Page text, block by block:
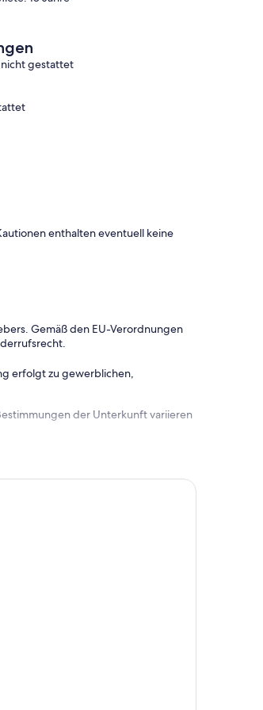
gestattet
enthalten eventuell keine
Gemäß den EU-Verordnungen
erfolgt zu gewerblichen,
der Unterkunft variieren